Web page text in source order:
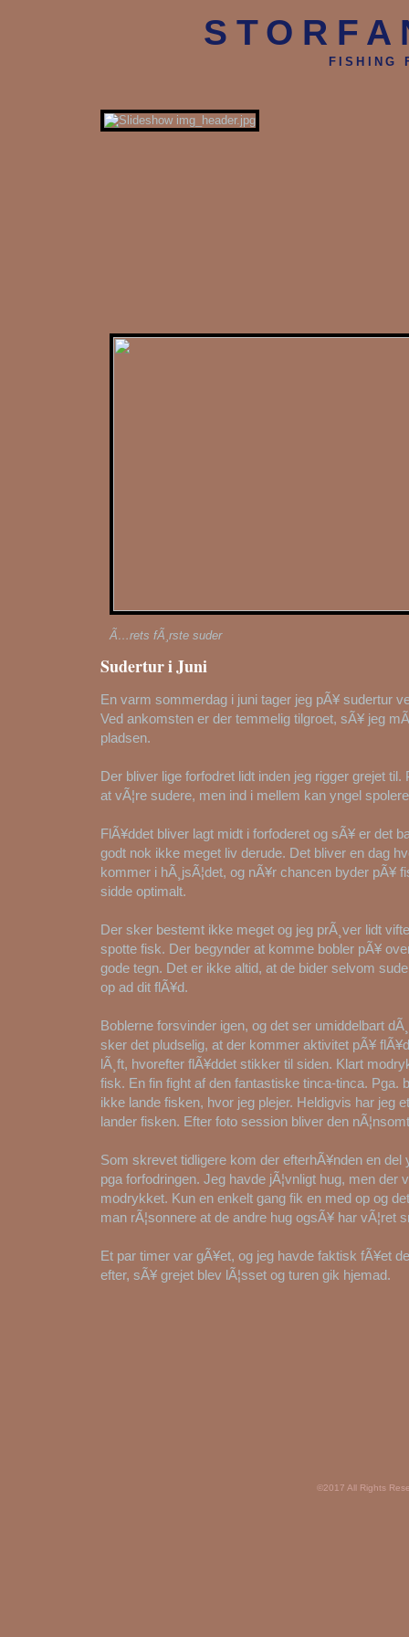
FISHING
Ã…rets fÃ¸rste suder
Sudertur i Juni
En varm sommerdag i juni tager jeg pÃ¥ sudertur
Ved ankomsten er der temmelig tilgroet, sÃ¥ jeg
pladsen.
Der bliver lige forfodret lidt inden jeg rigger grejet til.
at vÃ¦re sudere, men ind i mellem kan yngel
FlÃ¥ddet bliver lagt midt i forfoderet og sÃ¥ er det
godt nok ikke meget liv derude. Det bliver en dag
kommer i hÃ¸jsÃ¦det, og nÃ¥r chancen byder pÃ¥
sidde optimalt.
Der sker bestemt ikke meget og jeg prÃ¸ver lidt
spotte fisk. Der begynder at komme bobler pÃ¥
gode tegn. Det er ikke altid, at de bider selvom
op ad dit flÃ¥d.
Boblerne forsvinder igen, og det ser umiddelbart
sker det pludselig, at der kommer aktivitet pÃ¥
lÃ¸ft, hvorefter flÃ¥ddet stikker til siden. Klart
fisk. En fin fight af den fantastiske tinca-tinca. Pga.
ikke lande fisken, hvor jeg plejer. Heldigvis har jeg
lander fisken. Efter foto session bliver den
Som skrevet tidligere kom der efterhÃ¥nden en del
pga forfodringen. Jeg havde jÃ¦vnligt hug, men der
modrykket. Kun en enkelt gang fik en med op og
man rÃ¦sonnere at de andre hug ogsÃ¥ har vÃ¦ret
Et par timer var gÃ¥et, og jeg havde faktisk fÃ¥et
efter, sÃ¥ grejet blev lÃ¦sset og turen gik hjemad.
©2017 All Rights